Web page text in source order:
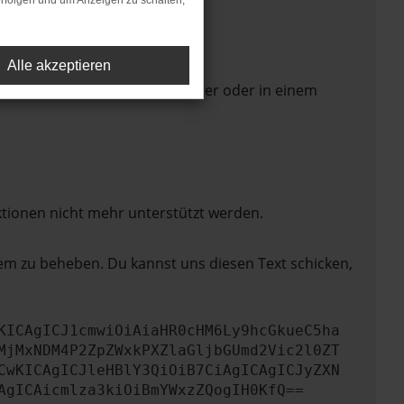
in einem anderen Browser oder in einem
nicht mehr unterstützt werden.
zu beheben. Du kannst uns diesen Text schicken,
Alle akzeptieren